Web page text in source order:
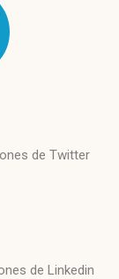
de Twitter
de Linkedin